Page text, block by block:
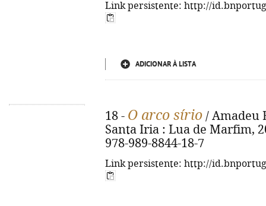
Link persistente: http://
ADICIONAR À LISTA
18 - O arco sírio / Amadeu
Santa Iria : Lua de Marfim,
978-989-8844-18-7
Link persistente: http://